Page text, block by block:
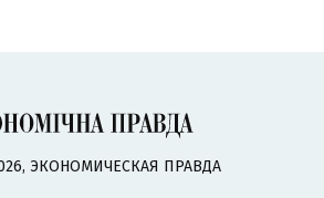
ЭКОНОМИЧЕСКАЯ ПРАВДА